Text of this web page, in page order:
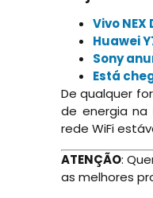
Vivo
Huawei
Sony
Está
De qualquer
de energia
rede WiFi
ATENÇÃO:
as melhores